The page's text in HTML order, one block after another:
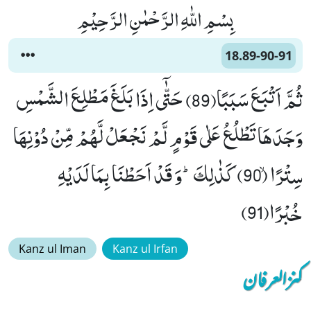
بِسْمِ اللّٰهِ الرَّحْمٰنِ الرَّحِیْمِ
18.89-90-91
ثُمَّ اَتْبَعَ سَبَبًا(89) حَتّٰۤى اِذَا بَلَغَ مَطْلِعَ الشَّمْسِ
وَجَدَهَا تَطْلُعُ عَلٰى قَوْمٍ لَّمْ نَجْعَلْ لَّهُمْ مِّنْ دُوْنِهَا
سِتْرًاۙ (90) كَذٰلِكَؕ-وَ قَدْ اَحَطْنَا بِمَا لَدَیْهِ
خُبْرًا(91)
Kanz ul Iman Kanz ul Irfan
کنزالعرفان